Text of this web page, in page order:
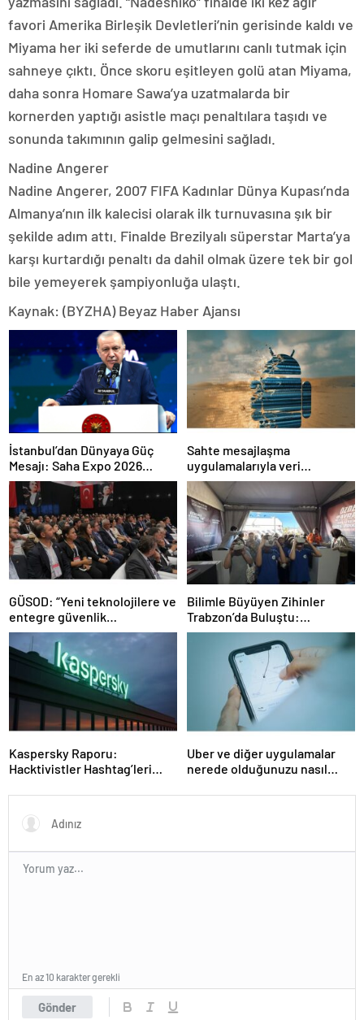
favori Amerika Birleşik Devletleri’nin gerisinde kaldı ve
Miyama her iki seferde de umutlarını canlı tutmak için
sahneye çıktı. Önce skoru eşitleyen golü atan Miyama,
daha sonra Homare Sawa’ya uzatmalarda bir
kornerden yaptığı asistle maçı penaltılara taşıdı ve
sonunda takımının galip gelmesini sağladı.
Nadine Angerer
Nadine Angerer, 2007 FIFA Kadınlar Dünya Kupası’nda
Almanya’nın ilk kalecisi olarak ilk turnuvasına şık bir
şekilde adım attı. Finalde Brezilyalı süperstar Marta’ya
karşı kurtardığı penaltı da dahil olmak üzere tek bir gol
bile yemeyerek şampiyonluğa ulaştı.
Kaynak: (BYZHA) Beyaz Haber Ajansı
İstanbul’dan Dünyaya Güç
Mesajı: Saha Expo 2026
Rekorlarla Kapılarını Kapattı
Sahte mesajlaşma
uygulamalarıyla veri
sızdırıyorlar- Haber Şafak
GÜSOD: “Yeni teknolojilere ve
entegre güvenlik
sistemlerine önem artacak”-
Haber Şafak
Bilimle Büyüyen Zihinler
Trabzon’da Buluştu:
STEAMFEST’te Bilim Rüzgârı
Esti!- Haber Şafak
Kaspersky Raporu:
Hacktivistler Hashtag’leri
Kullanıyor, 2025’te
Saldırılarda DDoS Öne
Çıkıyor- Haber Şafak
Uber ve diğer uygulamalar
nerede olduğunuzu nasıl
Gönder
En az 10 karakter gerekli